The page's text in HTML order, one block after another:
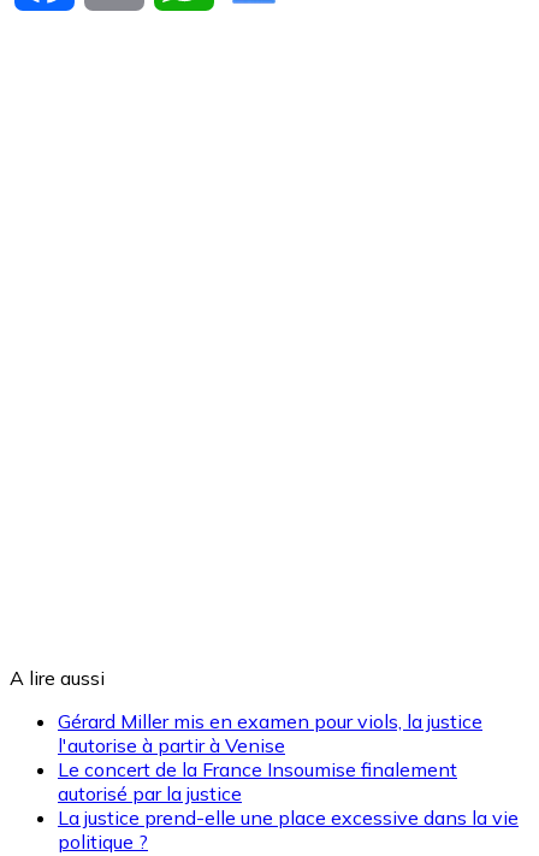
A lire aussi
Gérard Miller mis en examen pour viols, la justice
l'autorise à partir à Venise
Le concert de la France Insoumise finalement
autorisé par la justice
La justice prend-elle une place excessive dans la vie
politique ?